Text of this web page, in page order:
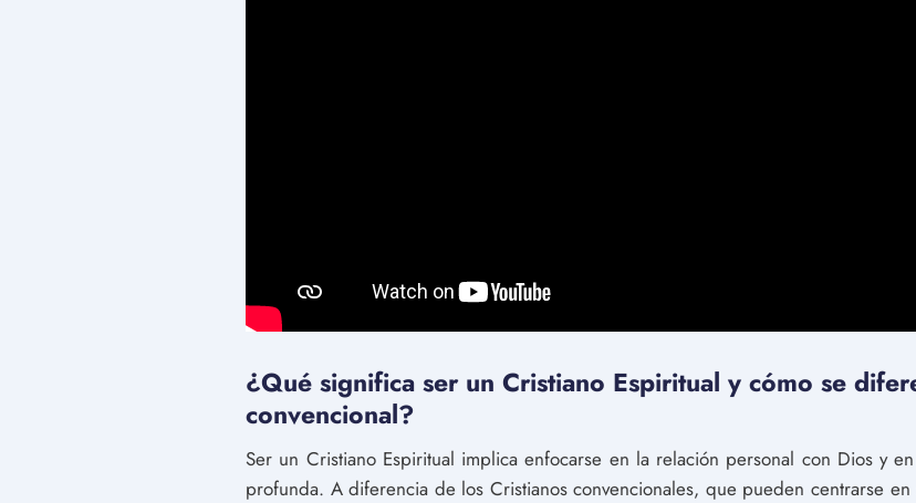
¿Qué significa ser un Cristiano Espiritual y cómo se
convencional?
Ser un Cristiano Espiritual implica enfocarse en la relación personal con Dios y
profunda. A diferencia de los Cristianos convencionales, que pueden centrarse